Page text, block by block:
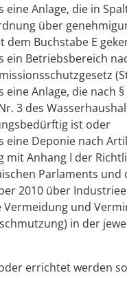
eine Anlage, die in
über
dem Buchstabe E
ein Betriebsbereich
Anlage, die nach §
3 des
ist oder
eine Deponie nach
mit Anhang I der
Parlaments und
2010 über
und
in der
errichtet werden